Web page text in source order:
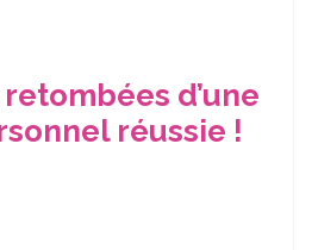
d’une
réussie !